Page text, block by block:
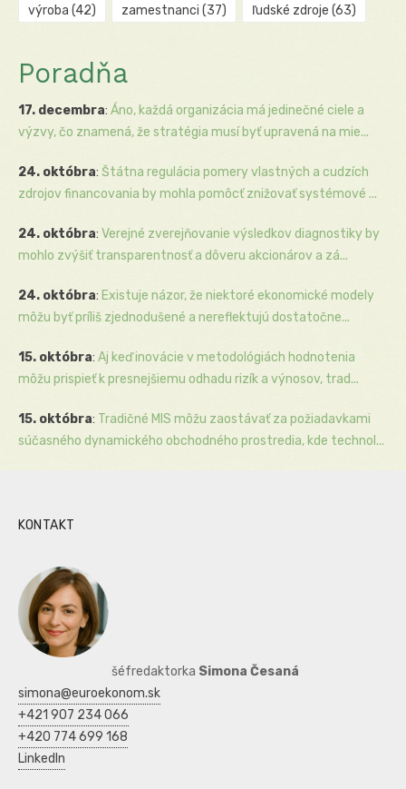
výroba (42) zamestnanci (37) ľudské zdroje (63)
Poradňa
17. decembra: Áno, každá organizácia má jedinečné ciele a
výzvy, čo znamená, že stratégia musí byť upravená na mie...
24. októbra: Štátna regulácia pomery vlastných a cudzích
zdrojov financovania by mohla pomôcť znižovať systémové ...
24. októbra: Verejné zverejňovanie výsledkov diagnostiky by
mohlo zvýšiť transparentnosť a dôveru akcionárov a zá...
24. októbra: Existuje názor, že niektoré ekonomické modely
môžu byť príliš zjednodušené a nereflektujú dostatočne...
15. októbra: Aj keď inovácie v metodológiách hodnotenia
môžu prispieť k presnejšiemu odhadu rizík a výnosov, trad...
15. októbra: Tradičné MIS môžu zaostávať za požiadavkami
súčasného dynamického obchodného prostredia, kde technol...
KONTAKT
šéfredaktorka Simona Česaná
simona@euroekonom.sk
+421 907 234 066
+420 774 699 168
LinkedIn